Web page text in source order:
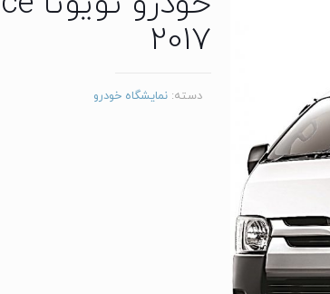
2017
دسته:نمایشگاه خودرو